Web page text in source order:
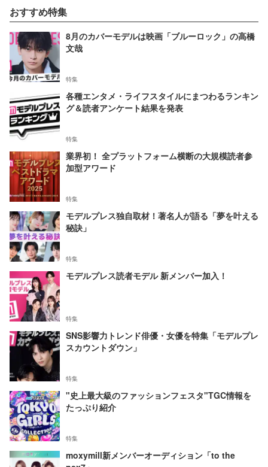
おすすめ特集
8月のカバーモデルは映画「ブルーロック」の高橋
文哉
特集
各種エンタメ・ライフスタイルにまつわるランキン
グ＆読者アンケート結果を発表
特集
業界初！ 全プラットフォーム横断の大規模読者参
加型アワード
特集
モデルプレス独自取材！著名人が語る「夢を叶える
秘訣」
特集
モデルプレス読者モデル 新メンバー加入！
特集
SNS影響力トレンド俳優・女優を特集「モデルプレ
スカウントダウン」
特集
"史上最大級のファッションフェスタ"TGC情報を
たっぷり紹介
特集
moxymill新メンバーオーディション「to the